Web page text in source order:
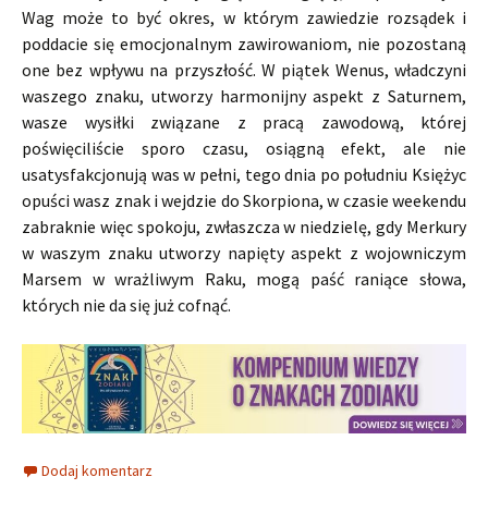
Wag może to być okres, w którym zawiedzie rozsądek i
poddacie się emocjonalnym zawirowaniom, nie pozostaną
one bez wpływu na przyszłość. W piątek Wenus, władczyni
waszego znaku, utworzy harmonijny aspekt z Saturnem,
wasze wysiłki związane z pracą zawodową, której
poświęciliście sporo czasu, osiągną efekt, ale nie
usatysfakcjonują was w pełni, tego dnia po południu Księżyc
opuści wasz znak i wejdzie do Skorpiona, w czasie weekendu
zabraknie więc spokoju, zwłaszcza w niedzielę, gdy Merkury
w waszym znaku utworzy napięty aspekt z wojowniczym
Marsem w wrażliwym Raku, mogą paść raniące słowa,
których nie da się już cofnąć.
Dodaj komentarz